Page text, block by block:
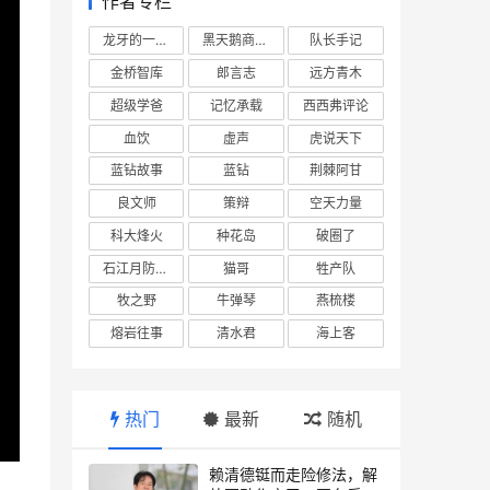
龙牙的一座山 黑天鹅商业情报站
队长手记
金桥智库
郎言志
远方青木
超级学爸
记忆承载
西西弗评论
血饮
虚声
虎说天下
蓝钻故事
蓝钻
荆棘阿甘
良文师
策辩
空天力量
科大烽火
种花岛
破圈了
石江月防务观察
猫哥
牲产队
牧之野
牛弹琴
燕梳楼
熔岩往事
清水君 海上客
热门 最新 随机
赖清德铤而走险修法，解